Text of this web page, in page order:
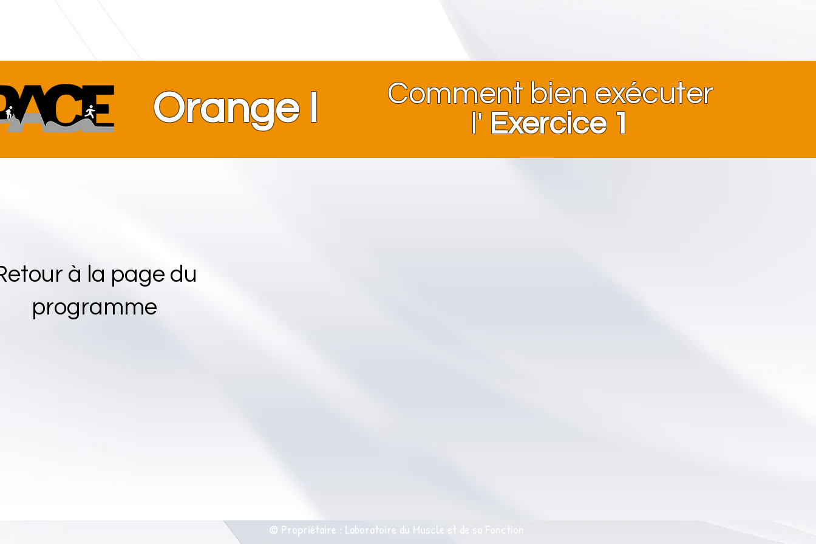
Orange I
Comment bien exécuter
l' Exercice 1
à la page du
programme
© Propriétaire : Laboratoire du Muscle et de sa Fonction